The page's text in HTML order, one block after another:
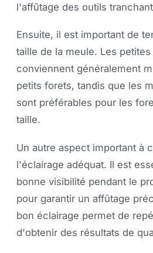
l'affûtage des outils
Ensuite, il est important de
taille de la meule. Les
conviennent généralement
petits forets, tandis que les
sont préférables pour les
taille.
Un autre aspect important à
l'éclairage adéquat. Il est
bonne visibilité pendant le
pour garantir un affûtage
bon éclairage permet de
d'obtenir des résultats de